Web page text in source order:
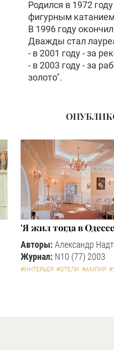
Родился в 1972
фигурным
В 1996 году
Дважды стал
- в 2001 году - за
- в 2003 году - за
золото".
'Я жил тогда в
Авторы: Александр
Журнал: N10 (77) 2003
#ИНТЕРЬЕР #ОТЕЛИ #АМПИР